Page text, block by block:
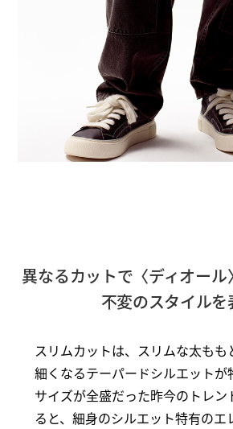
異なるカットで〈ディオール
不変のスタイルを
スリムカットは、スリムな太もも
細くなるテーパードシルエットが
サイズが全盛だった昨今のトレン
ると、細身のシルエット特有のエ